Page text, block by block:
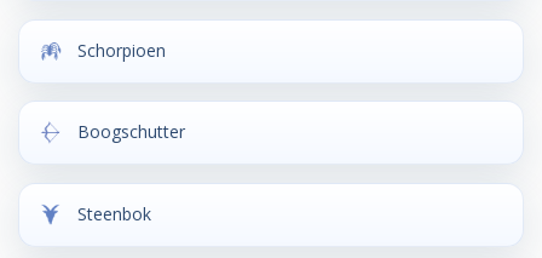
Schorpioen
Boogschutter
Steenbok